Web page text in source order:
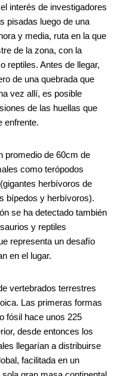
interés de investigadores
pisadas luego de una
y media, ruta en la que
de la zona, con la
reptiles. Antes de llegar,
de una quebrada que
vez allí, es posible
de las huellas que
enfrente.
promedio de 60cm de
como terópodos
herbívoros de
bípedos y herbívoros).
se ha detectado también
y reptiles
representa un desafío
en el lugar.
vertebrados terrestres
Las primeras formas
fósil hace unos 225
desde entonces los
llegarían a distribuirse
facilitada en un